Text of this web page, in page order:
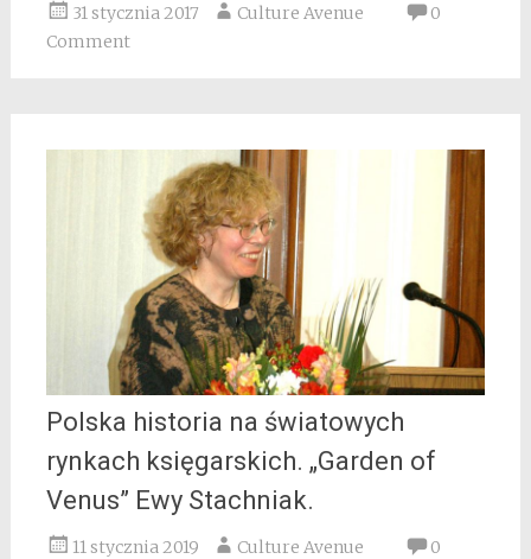
31 stycznia 2017 Culture Avenue
0
Comment
Polska historia na światowych
rynkach księgarskich. „Garden of
Venus” Ewy Stachniak.
11 stycznia 2019 Culture Avenue
0